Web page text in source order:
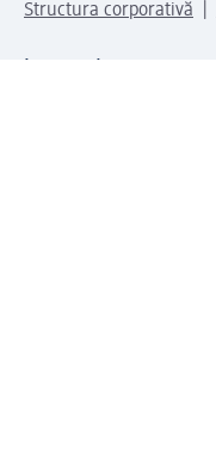
Structura corporativă